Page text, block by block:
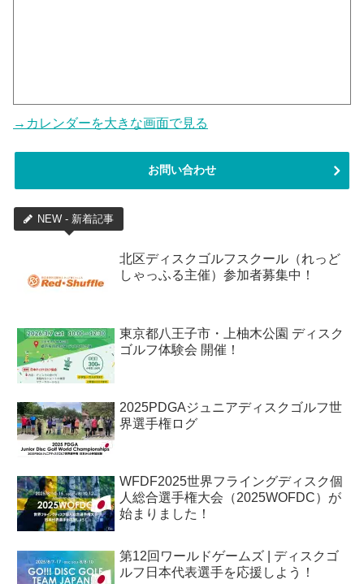
→カレンダーを大きな画面で見る
お問い合わせ
NEW - 新着記事
北区ディスクゴルフスクール（れっど
しゃっふる主催）参加者募集中！
東京都八王子市・上柚木公園 ディスク
ゴルフ体験会 開催！
2025PDGAジュニアディスクゴルフ世
界選手権ログ
WFDF2025世界フライングディスク個
人総合選手権大会（2025WOFDC）が
始まりました！
第12回ワールドゲームズ | ディスクゴ
ルフ日本代表選手を応援しよう！